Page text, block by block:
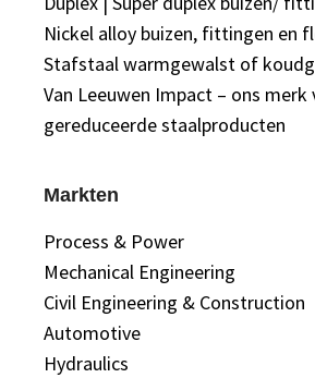
Nickel alloy buizen, fittingen en
Stafstaal warmgewalst of
Van Leeuwen Impact – ons merk
gereduceerde staalproducten
Markten
Process & Power
Mechanical Engineering
Civil Engineering & Construction
Automotive
Hydraulics